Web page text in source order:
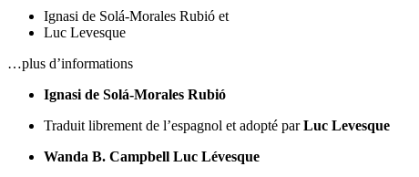
Ignasi de Solá-Morales Rubió et
Luc Levesque
…plus d’informations
Ignasi de Solá-Morales Rubió
Traduit librement de l’espagnol et adopté par Luc Levesque
Wanda B. Campbell Luc Lévesque